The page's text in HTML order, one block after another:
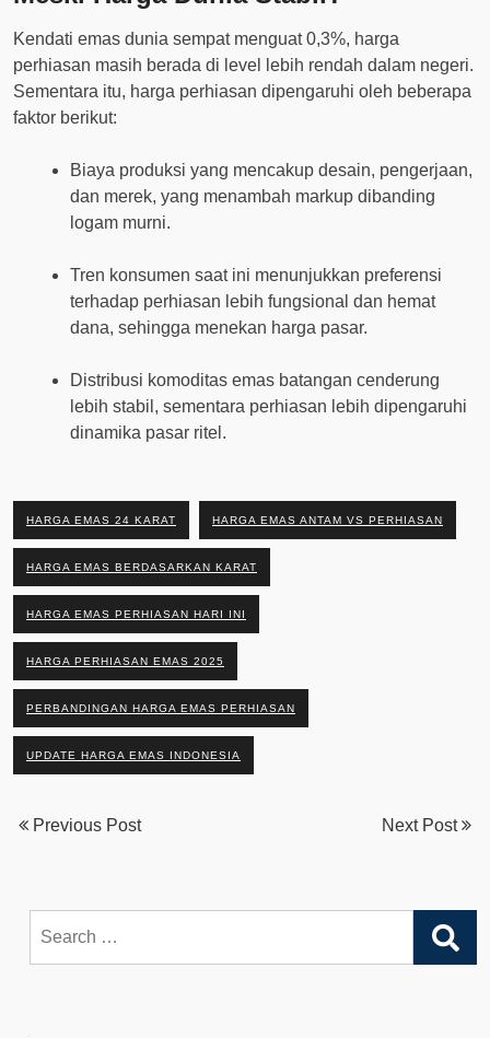
Kendati emas dunia sempat menguat 0,3%, harga
perhiasan masih berada di level lebih rendah dalam negeri.
Sementara itu, harga perhiasan dipengaruhi oleh beberapa
faktor berikut:
Biaya produksi yang mencakup desain, pengerjaan,
dan merek, yang menambah markup dibanding
logam murni.
Tren konsumen saat ini menunjukkan preferensi
terhadap perhiasan lebih fungsional dan hemat
dana, sehingga menekan harga pasar.
Distribusi komoditas emas batangan cenderung
lebih stabil, sementara perhiasan lebih dipengaruhi
dinamika pasar ritel.
HARGA EMAS 24 KARAT HARGA EMAS ANTAM VS PERHIASAN
HARGA EMAS BERDASARKAN KARAT
HARGA EMAS PERHIASAN HARI INI
HARGA PERHIASAN EMAS 2025
PERBANDINGAN HARGA EMAS PERHIASAN
UPDATE HARGA EMAS INDONESIA
Previous Post Next Post
for: